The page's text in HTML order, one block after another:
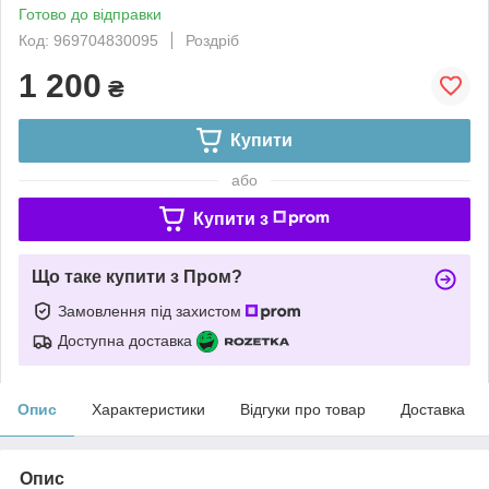
Готово до відправки
Код: 969704830095
Роздріб
1 200 ₴
Купити
або
Купити з
Що таке купити з Пром?
Замовлення під захистом
Доступна доставка
Опис Характеристики Відгуки про товар Доставка
Опис